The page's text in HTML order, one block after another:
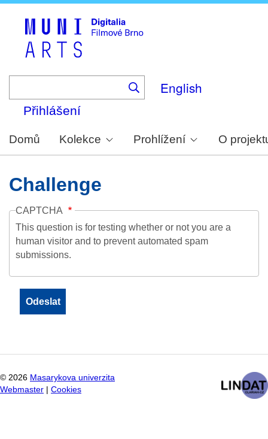
English
Přihlášení
Domů Kolekce Prohlížení O
Challenge
CAPTCHA
This question is for testing whether or not you are a
human visitor and to prevent automated spam
submissions.
© 2026 Masarykova univerzita
Webmaster
Cookies